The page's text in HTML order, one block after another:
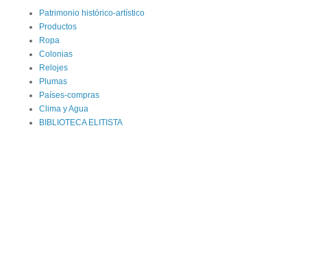
Patrimonio histórico-artístico
Productos
Ropa
Colonias
Relojes
Plumas
Países-compras
Clima y Agua
BIBLIOTECA ELITISTA